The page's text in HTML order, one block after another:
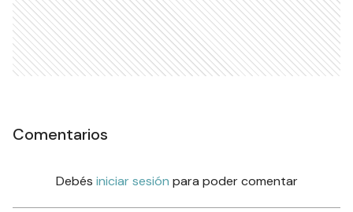
Comentarios
Debés iniciar sesión para poder comentar